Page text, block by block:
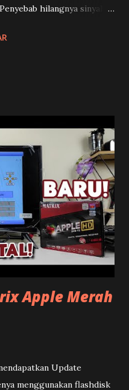
hilangnya sinyal K
di cek langsung kondisi
Supaya bisa
Ada juga yang
sama anak-anak.
receivernya. Untuk K
Frekuensi LNB di 5150 dan
2. Konektor Kabel Sering
K Visionnya hilang
terlepas. Jadi cukup
dan kabelnya saja. Te...
Apple Merah
Update
menggunakan flashdisk